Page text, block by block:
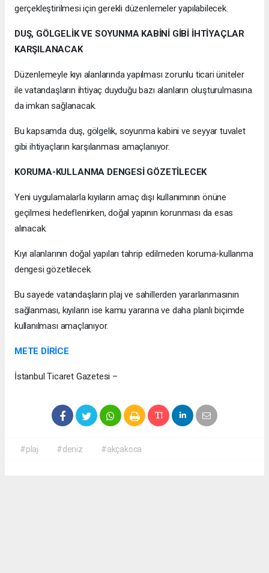
gerçekleştirilmesi için gerekli düzenlemeler yapılabilecek.
DUŞ, GÖLGELİK VE SOYUNMA KABİNİ GİBİ İHTİYAÇLAR
KARŞILANACAK
Düzenlemeyle kıyı alanlarında yapılması zorunlu ticari üniteler
ile vatandaşların ihtiyaç duyduğu bazı alanların oluşturulmasına
da imkan sağlanacak.
Bu kapsamda duş, gölgelik, soyunma kabini ve seyyar tuvalet
gibi ihtiyaçların karşılanması amaçlanıyor.
KORUMA-KULLANMA DENGESİ GÖZETİLECEK
Yeni uygulamalarla kıyıların amaç dışı kullanımının önüne
geçilmesi hedeflenirken, doğal yapının korunması da esas
alınacak.
Kıyı alanlarının doğal yapıları tahrip edilmeden koruma-kullanma
dengesi gözetilecek.
Bu sayede vatandaşların plaj ve sahillerden yararlanmasının
sağlanması, kıyıların ise kamu yararına ve daha planlı biçimde
kullanılması amaçlanıyor.
METE DİRİCE
İstanbul Ticaret Gazetesi –
#plaj #deniz #akçakoca